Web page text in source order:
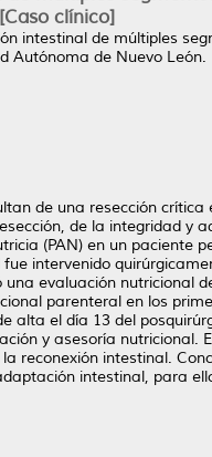
clínico]
intestinal de múltiples
Autónoma de Nuevo León.
de una resección crítica
de la integridad y
(PAN) en un paciente
intervenido
evaluación nutricional
parenteral en los
alta el día 13 del
y asesoría nutricional.
reconexión intestinal.
intestinal, para